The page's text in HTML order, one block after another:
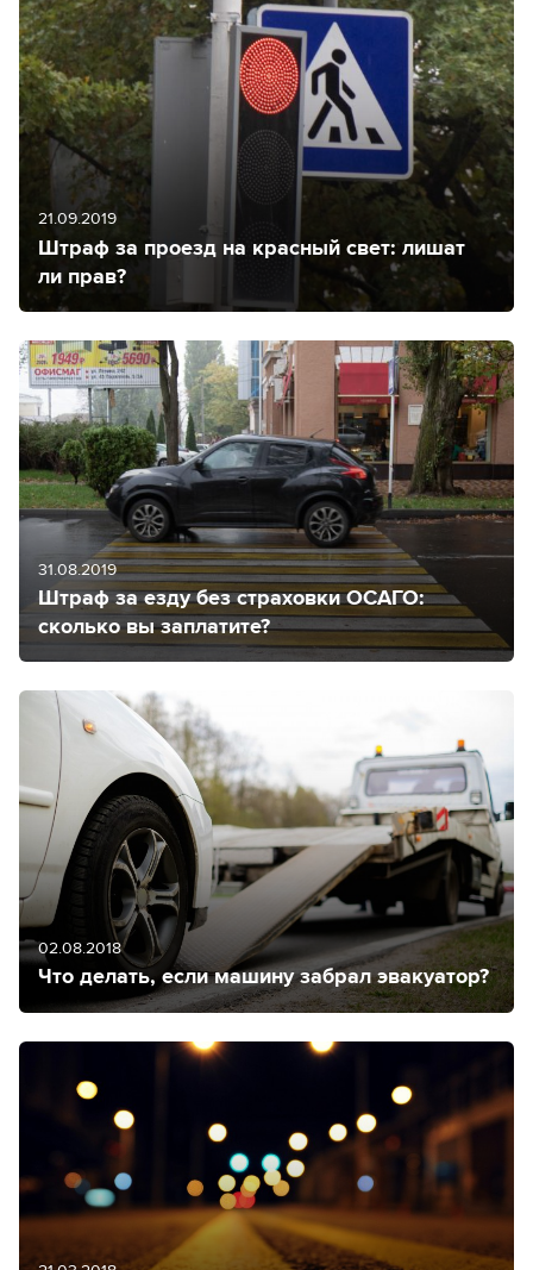
21.09.2019
Штраф за проезд на красный свет: лишат
ли прав?
31.08.2019
Штраф за езду без страховки ОСАГО:
сколько вы заплатите?
02.08.2018
Что делать, если машину забрал эвакуатор?